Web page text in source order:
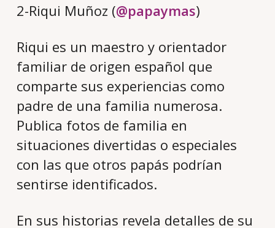
2-Riqui Muñoz (@papaymas)
Riqui es un maestro y orientador
familiar de origen español que
comparte sus experiencias como
padre de una familia numerosa.
Publica fotos de familia en
situaciones divertidas o especiales
con las que otros papás podrían
sentirse identificados.
En sus historias revela detalles de su